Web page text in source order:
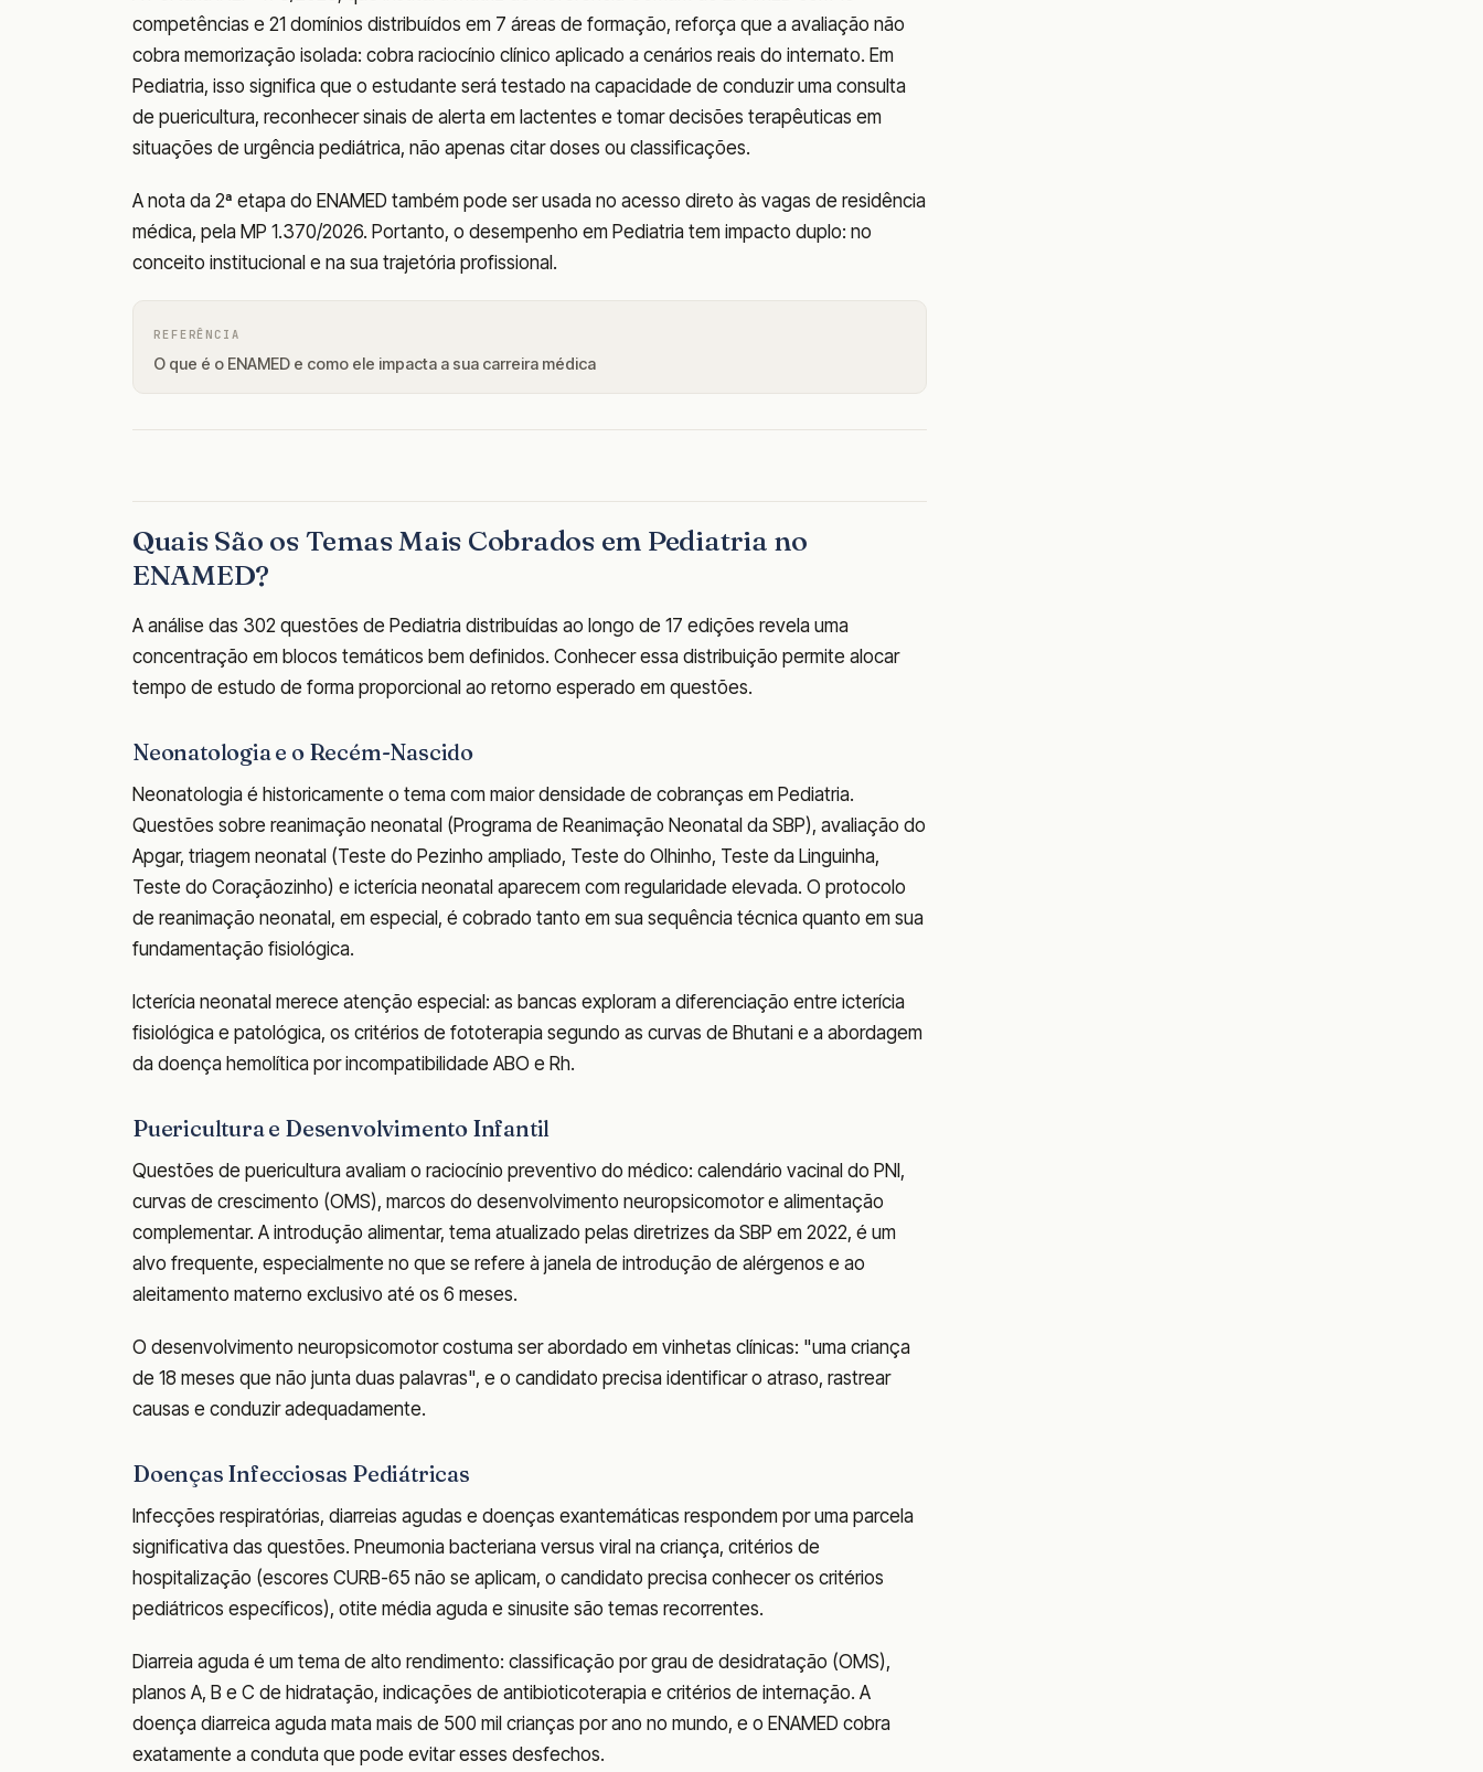
competências e 21 domínios distribuídos em 7 áreas de formação, reforça que a avaliação não
cobra memorização isolada: cobra raciocínio clínico aplicado a cenários reais do internato. Em
Pediatria, isso significa que o estudante será testado na capacidade de conduzir uma consulta
de puericultura, reconhecer sinais de alerta em lactentes e tomar decisões terapêuticas em
situações de urgência pediátrica, não apenas citar doses ou classificações.
A nota da 2ª etapa do ENAMED também pode ser usada no acesso direto às vagas de residência
médica, pela MP 1.370/2026. Portanto, o desempenho em Pediatria tem impacto duplo: no
conceito institucional e na sua trajetória profissional.
REFERÊNCIA
O que é o ENAMED e como ele impacta a sua carreira médica
Quais São os Temas Mais Cobrados em Pediatria no
ENAMED?
A análise das 302 questões de Pediatria distribuídas ao longo de 17 edições revela uma
concentração em blocos temáticos bem definidos. Conhecer essa distribuição permite alocar
tempo de estudo de forma proporcional ao retorno esperado em questões.
Neonatologia e o Recém-Nascido
Neonatologia é historicamente o tema com maior densidade de cobranças em Pediatria.
Questões sobre reanimação neonatal (Programa de Reanimação Neonatal da SBP), avaliação do
Apgar, triagem neonatal (Teste do Pezinho ampliado, Teste do Olhinho, Teste da Linguinha,
Teste do Coraçãozinho) e icterícia neonatal aparecem com regularidade elevada. O protocolo
de reanimação neonatal, em especial, é cobrado tanto em sua sequência técnica quanto em sua
fundamentação fisiológica.
Icterícia neonatal merece atenção especial: as bancas exploram a diferenciação entre icterícia
fisiológica e patológica, os critérios de fototerapia segundo as curvas de Bhutani e a abordagem
da doença hemolítica por incompatibilidade ABO e Rh.
Puericultura e Desenvolvimento Infantil
Questões de puericultura avaliam o raciocínio preventivo do médico: calendário vacinal do PNI,
curvas de crescimento (OMS), marcos do desenvolvimento neuropsicomotor e alimentação
complementar. A introdução alimentar, tema atualizado pelas diretrizes da SBP em 2022, é um
alvo frequente, especialmente no que se refere à janela de introdução de alérgenos e ao
aleitamento materno exclusivo até os 6 meses.
O desenvolvimento neuropsicomotor costuma ser abordado em vinhetas clínicas: "uma criança
de 18 meses que não junta duas palavras", e o candidato precisa identificar o atraso, rastrear
causas e conduzir adequadamente.
Doenças Infecciosas Pediátricas
Infecções respiratórias, diarreias agudas e doenças exantemáticas respondem por uma parcela
significativa das questões. Pneumonia bacteriana versus viral na criança, critérios de
hospitalização (escores CURB-65 não se aplicam, o candidato precisa conhecer os critérios
pediátricos específicos), otite média aguda e sinusite são temas recorrentes.
Diarreia aguda é um tema de alto rendimento: classificação por grau de desidratação (OMS),
planos A, B e C de hidratação, indicações de antibioticoterapia e critérios de internação. A
doença diarreica aguda mata mais de 500 mil crianças por ano no mundo, e o ENAMED cobra
exatamente a conduta que pode evitar esses desfechos.